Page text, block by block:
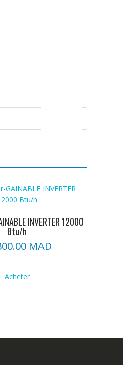
INVERTER 12000
Btu/h
MAD
Acheter